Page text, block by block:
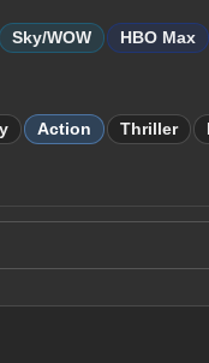
Sky/WOW HBO Max
Action Thriller